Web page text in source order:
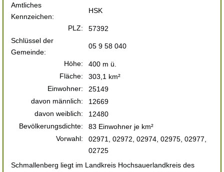
Amtliches
Kennzeichen:
HSK
PLZ:
57392
Schlüssel der
Gemeinde:
05 9 58 040
Höhe:
400 m ü.
Fläche:
303,1 km²
Einwohner:
25149
davon männlich:
12669
davon weiblich:
12480
Bevölkerungsdichte:
83 Einwohner je km²
Vorwahl:
02971, 02972, 02974, 02975, 02977,
02725
Schmallenberg liegt im Landkreis Hochsauerlandkreis des